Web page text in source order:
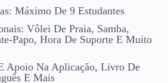
Máximo De 9 Estudantes
Vôlei De Praia, Samba,
Papo, Hora De Suporte E Muito
Apoio Na Aplicação, Livro De
E Mais